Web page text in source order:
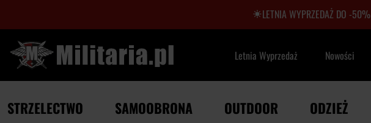
LETNIA WYPRZEDAŻ DO -50%
Letnia Wyprzedaż Nowości
STRZELECTWO SAMOOBRONA OUTDOOR ODZIEŻ